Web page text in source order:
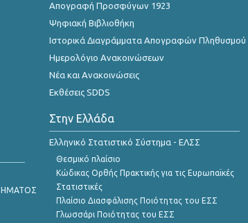
Απογραφή Προσφύγων 1923
Ψηφιακή Βιβλιοθήκη
Ιστορικά Διαγράμματα Απογραφών Πληθυσμού
Ημερολόγιο Ανακοινώσεων
Νέα και Ανακοινώσεις
Εκθέσεις SDDS
Στην Ελλάδα
Ελληνικό Στατιστικό Σύστημα - ΕΛΣΣ
Θεσμικό πλαίσιο
Κώδικας Ορθής Πρακτικής για τις Ευρωπαϊκές
Στατιστικές
Πλαίσιο Διασφάλισης Ποιότητας του ΕΣΣ
Γλωσσάρι Ποιότητας του ΕΣΣ